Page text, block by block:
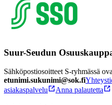
Suur-Seudun
Sähköpostiosoitteet S-ryhmässä
etunimi.sukunimi@sok.fi
asiakaspalvelu
Anna palautetta